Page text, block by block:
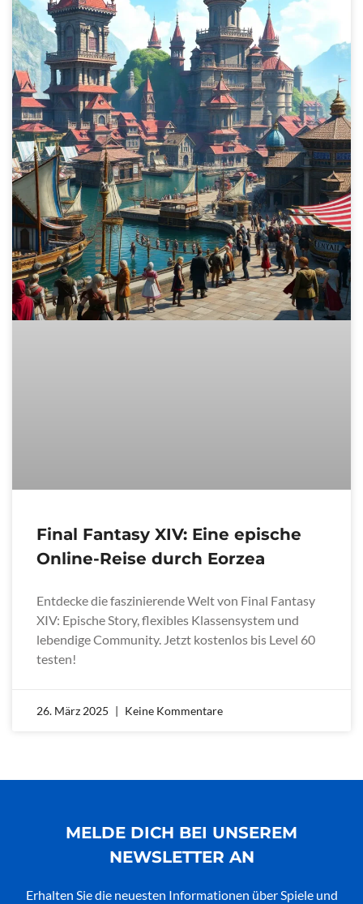
Final Fantasy XIV: Eine epische
Online-Reise durch Eorzea
Entdecke die faszinierende Welt von Final Fantasy
XIV: Epische Story, flexibles Klassensystem und
lebendige Community. Jetzt kostenlos bis Level 60
testen!
26. März 2025 Keine Kommentare
MELDE DICH BEI UNSEREM
NEWSLETTER AN
Erhalten Sie die neuesten Informationen über Spiele und